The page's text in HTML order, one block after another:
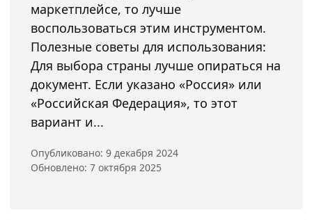
маркетплейсе, то лучше
воспользоваться этим инструментом.
Полезные советы для использования:
Для выбора страны лучше опираться на
документ. Если указано «Россия» или
«Российская Федерация», то этот
вариант и...
Опубликовано: 9 декабря 2024
Обновлено: 7 октября 2025